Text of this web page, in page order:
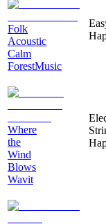
Folk
Acoustic
Calm
ForestMusic
Where
the
Wind
Blows
Wavit